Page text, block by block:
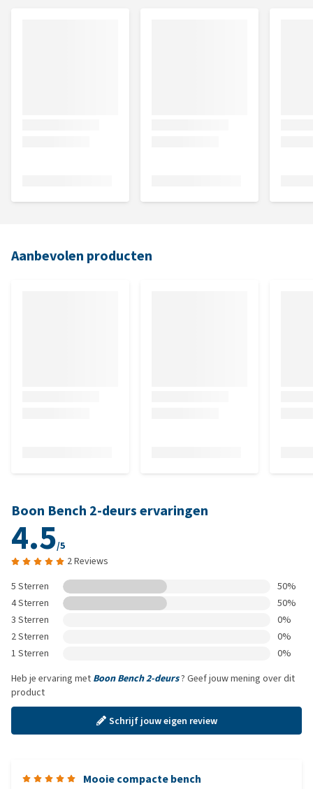
Aanbevolen producten
Boon Bench 2-deurs ervaringen
4.5/5
2 Reviews
5 Sterren
50%
4 Sterren
50%
3 Sterren
0%
2 Sterren
0%
1 Sterren
0%
Heb je ervaring met Boon Bench 2-deurs? Geef jouw mening over dit
product
Schrijf jouw eigen review
Mooie compacte bench